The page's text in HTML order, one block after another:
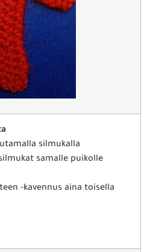
silmukalla
samalle puikolle
-kavennus aina toisella